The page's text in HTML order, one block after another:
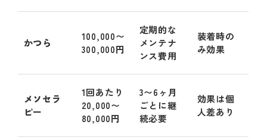
かつら
100,000〜
300,000円
定期的な
メンテナ
ンス費用
装着時の
み効果
メソセラ
ピー
1回あたり
20,000〜
80,000円
3〜6ヶ月
ごとに継
続必要
効果は個
人差あり